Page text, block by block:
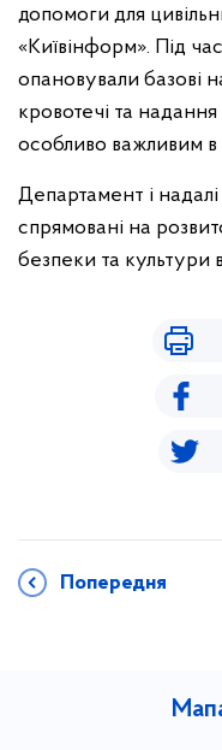
допомоги для
«Київінформ». Під
опановували базові
кровотечі та
особливо важливим
Департамент і надалі
спрямовані на
безпеки та культури
Попередня